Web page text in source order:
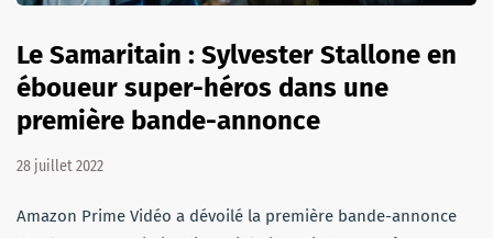
Le Samaritain : Sylvester Stallone en
éboueur super-héros dans une
première bande-annonce
28 juillet 2022
Amazon Prime Vidéo a dévoilé la première bande-annonce